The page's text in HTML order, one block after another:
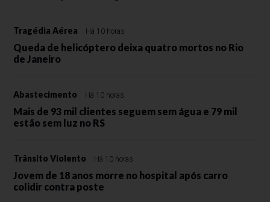
Tragédia Aérea Há 10 horas
Queda de helicóptero deixa quatro mortos no Rio
de Janeiro
Abastecimento Há 10 horas
Mais de 93 mil clientes seguem sem água e 79 mil
estão sem luz no RS
Trânsito Violento Há 10 horas
Jovem de 18 anos morre no hospital após carro
colidir contra poste